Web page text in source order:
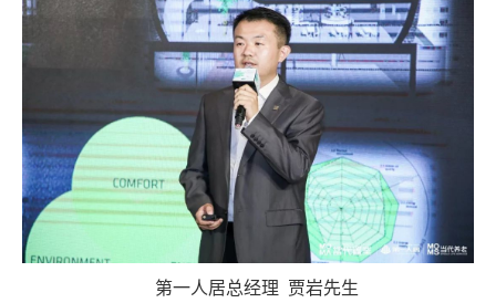
第一人居总经理 贾岩先生